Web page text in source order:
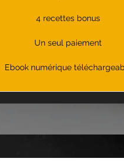
4 recettes bonus
Un seul paiement
Ebook numérique